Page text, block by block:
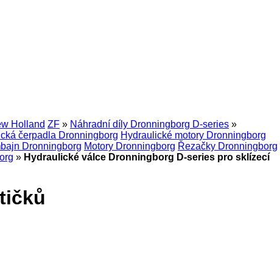
Holland ZF » Náhradní díly Dronningborg D-series »
čerpadla Dronningborg Hydraulické motory Dronningborg
Dronningborg Motory Dronningborg Řezačky Dronningborg
» Hydraulické válce Dronningborg D-series pro sklízecí